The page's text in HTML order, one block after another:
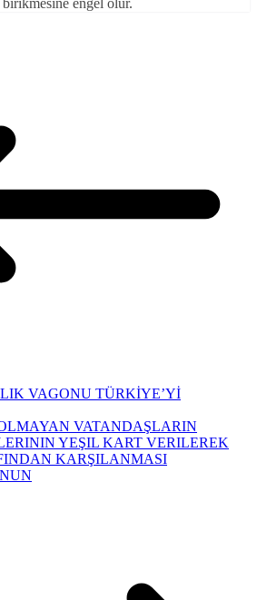
birikmesine engel olur.
VAGONU TÜRKİYE’Yİ
VATANDAŞLARIN
YEŞIL KART VERILEREK
KARŞILANMASI